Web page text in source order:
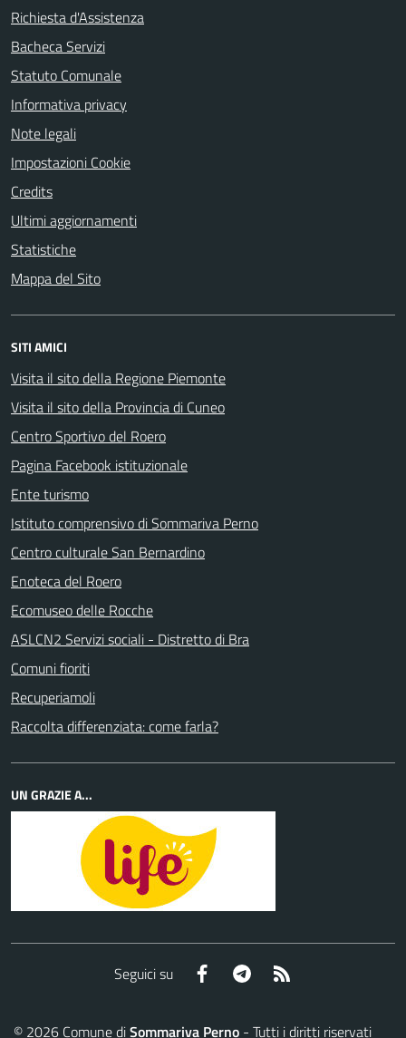
Richiesta d'Assistenza
Bacheca Servizi
Statuto Comunale
Informativa privacy
Note legali
Impostazioni Cookie
Credits
Ultimi aggiornamenti
Statistiche
Mappa del Sito
SITI AMICI
Visita il sito della Regione Piemonte
Visita il sito della Provincia di Cuneo
Centro Sportivo del Roero
Pagina Facebook istituzionale
Ente turismo
Istituto comprensivo di Sommariva Perno
Centro culturale San Bernardino
Enoteca del Roero
Ecomuseo delle Rocche
ASLCN2 Servizi sociali - Distretto di Bra
Comuni fioriti
Recuperiamoli
Raccolta differenziata: come farla?
UN GRAZIE A...
Seguici su Facebook Telegram
© 2026Comune diSommariva Perno- Tutti i diritti riservati